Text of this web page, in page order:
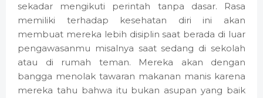
sekadar mengikuti perintah tanpa dasar. Rasa
memiliki terhadap kesehatan diri ini akan
membuat mereka lebih disiplin saat berada di luar
pengawasanmu misalnya saat sedang di sekolah
atau di rumah teman. Mereka akan dengan
bangga menolak tawaran makanan manis karena
mereka tahu bahwa itu bukan asupan yang baik